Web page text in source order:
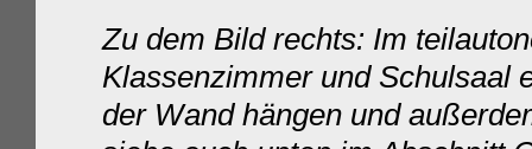
Zu dem Bild rechts: Im
Klassenzimmer und Schulsaal
der Wand hängen und